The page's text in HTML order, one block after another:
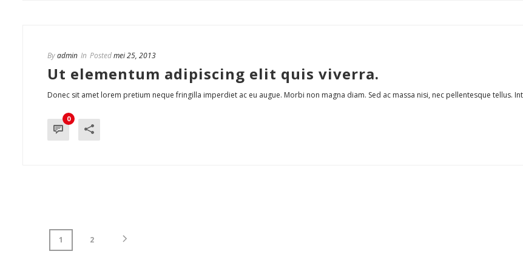
Byadmin In Postedmei 25, 2013
Ut elementum adipiscing elit quis viverra.
Donec sit amet lorem pretium neque fringilla imperdiet ac eu augue. Morbi non magna diam. Sed ac massa nisi, nec pellentesque tellus.
0
1 2